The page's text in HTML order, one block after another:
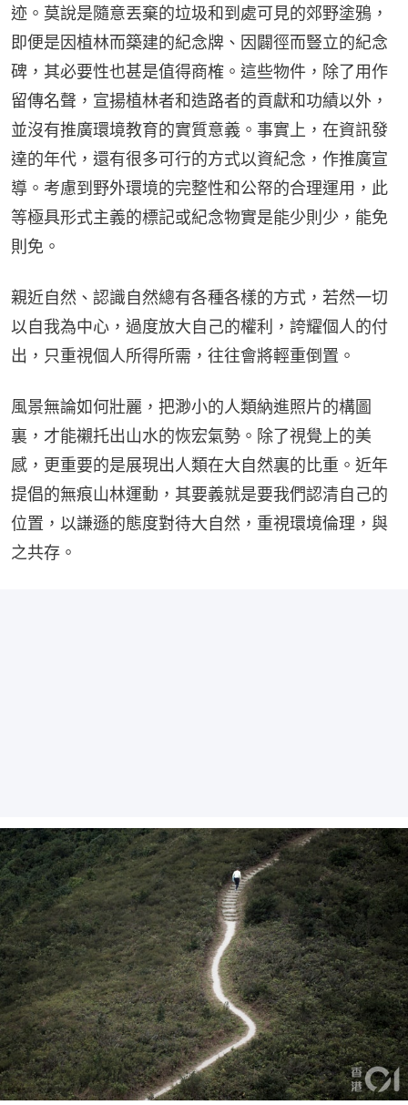
迹。莫說是隨意丟棄的垃圾和到處可見的郊野塗鴉，
即便是因植林而築建的紀念牌、因闢徑而豎立的紀念
碑，其必要性也甚是值得商榷。這些物件，除了用作
留傳名聲，宣揚植林者和造路者的貢獻和功績以外，
並沒有推廣環境教育的實質意義。事實上，在資訊發
達的年代，還有很多可行的方式以資紀念，作推廣宣
導。考慮到野外環境的完整性和公帑的合理運用，此
等極具形式主義的標記或紀念物實是能少則少，能免
則免。
親近自然、認識自然總有各種各樣的方式，若然一切
以自我為中心，過度放大自己的權利，誇耀個人的付
出，只重視個人所得所需，往往會將輕重倒置。
風景無論如何壯麗，把渺小的人類納進照片的構圖
裏，才能襯托出山水的恢宏氣勢。除了視覺上的美
感，更重要的是展現出人類在大自然裏的比重。近年
提倡的無痕山林運動，其要義就是要我們認清自己的
位置，以謙遜的態度對待大自然，重視環境倫理，與
之共存。